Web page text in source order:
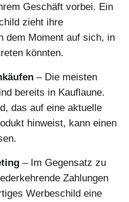
Geschäft vorbei. Ein
zieht ihre
dem Moment auf sich, in
könnten.
– Die meisten
bereits in Kauflaune.
das auf eine aktuelle
hinweist, kann einen
– Im Gegensatz zu
Zahlungen
Werbeschild eine